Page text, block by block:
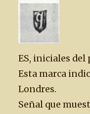
ES, iniciales del
Esta marca
Londres.
Señal que